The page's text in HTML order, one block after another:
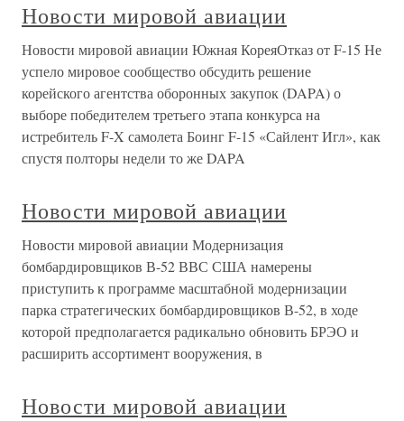
Новости мировой авиации
Новости мировой авиации Южная КореяОтказ от F-15 Не
успело мировое сообщество обсудить решение
корейского агентства оборонных закупок (DAPA) о
выборе победителем третьего этапа конкурса на
истребитель F-X самолета Боинг F-15 «Сайлент Игл», как
спустя полторы недели то же DAPA
Новости мировой авиации
Новости мировой авиации Модернизация
бомбардировщиков В-52 ВВС США намерены
приступить к программе масштабной модернизации
парка стратегических бомбардировщиков В-52, в ходе
которой предполагается радикально обновить БРЭО и
расширить ассортимент вооружения, в
Новости мировой авиации